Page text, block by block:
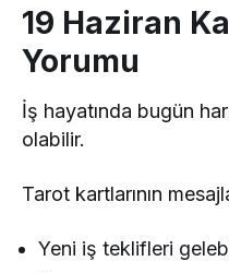
19 Haziran
Yorumu
İş hayatında bugün
olabilir.
Tarot kartlarının
Yeni iş teklifleri